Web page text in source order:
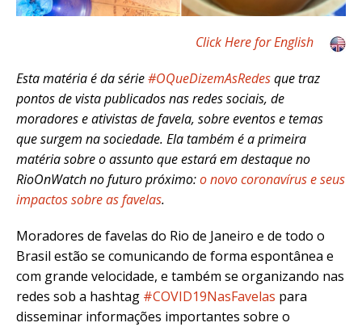
Click Here for English
Esta matéria é da série#OQueDizemAsRedesque traz
pontos de vista publicados nas redes sociais, de
moradores e ativistas de favela, sobre eventos e temas
que surgem na sociedade. Ela também é a primeira
matéria sobre o assunto que estará em destaque no
RioOnWatch no futuro próximo:o novo coronavírus e seus
impactos sobre as favelas.
Moradores de favelas do Rio de Janeiro e de todo o
Brasil estão se comunicando de forma espontânea e
com grande velocidade, e também se organizando nas
redes sob a hashtag #COVID19NasFavelas para
disseminar informações importantes sobre o